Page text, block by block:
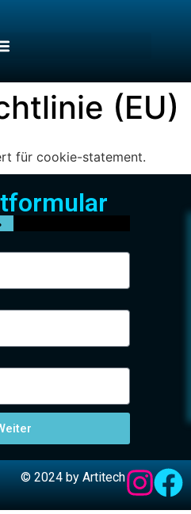
(EU)
für cookie-statement.
© 2024 by Artitech